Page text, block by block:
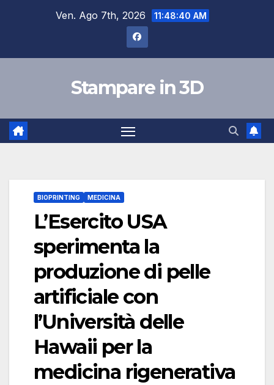
Ven. Ago 7th, 2026 11:48:41 AM
Stampare in 3D
BIOPRINTING MEDICINA
L’Esercito USA
sperimenta la
produzione di pelle
artificiale con
l’Università delle
Hawaii per la
medicina rigenerativa